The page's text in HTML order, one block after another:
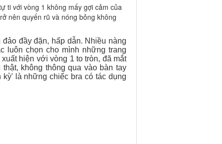
ti với vòng 1 không mấy gợi cảm của
nên quyến rũ và nóng bỏng không
đầy đặn, hấp dẫn. Nhiều nàng
luôn chọn cho mình những trang
xuất hiện với vòng 1 to tròn, đã mắt
không thông qua vào bàn tay
là những chiếc bra có tác dụng